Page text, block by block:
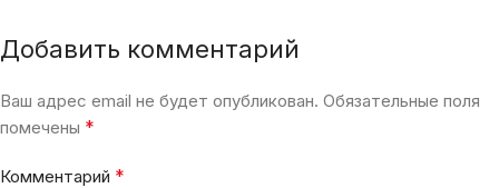
Добавить комментарий
Ваш адрес email не будет опубликован. Обязательные поля
помечены *
Комментарий *